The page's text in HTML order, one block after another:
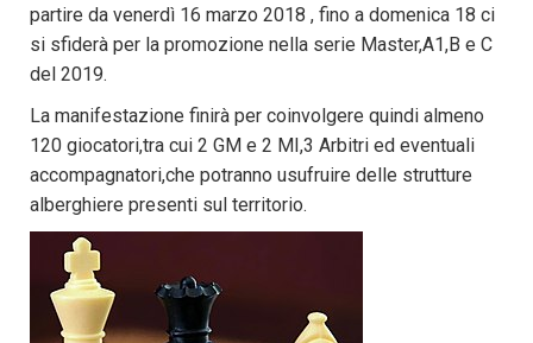
partire da venerdì 16 marzo 2018 , fino a domenica 18 ci
si sfiderà per la promozione nella serie Master,A1,B e C
del 2019.
La manifestazione finirà per coinvolgere quindi almeno
120 giocatori,tra cui 2 GM e 2 MI,3 Arbitri ed eventuali
accompagnatori,che potranno usufruire delle strutture
alberghiere presenti sul territorio.